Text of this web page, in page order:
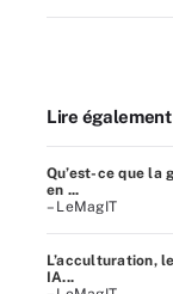
Lire également
Qu’est-ce que la
en ...
– LeMagIT
L’acculturation,
IA...